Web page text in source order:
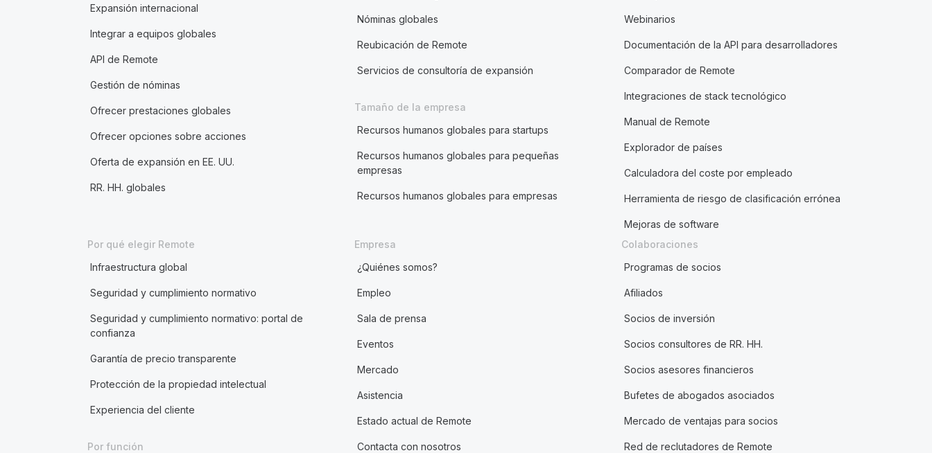
Expansión internacional
Integrar a equipos globales
API de Remote
Gestión de nóminas
Ofrecer prestaciones globales
Ofrecer opciones sobre acciones
Oferta de expansión en EE. UU.
RR. HH. globales
Nóminas globales
Reubicación de Remote
Servicios de consultoría de expansión
Tamaño de la empresa
Recursos humanos globales para startups
Recursos humanos globales para pequeñas
empresas
Recursos humanos globales para empresas
Webinarios
Documentación de la API para desarrolladores
Comparador de Remote
Integraciones de stack tecnológico
Manual de Remote
Explorador de países
Calculadora del coste por empleado
Herramienta de riesgo de clasificación errónea
Mejoras de software
Por qué elegir Remote
Infraestructura global
Seguridad y cumplimiento normativo
Seguridad y cumplimiento normativo: portal de
confianza
Garantía de precio transparente
Protección de la propiedad intelectual
Experiencia del cliente
Por función
Empresa
¿Quiénes somos?
Empleo
Sala de prensa
Eventos
Mercado
Asistencia
Estado actual de Remote
Contacta con nosotros
Colaboraciones
Programas de socios
Afiliados
Socios de inversión
Socios consultores de RR. HH.
Socios asesores financieros
Bufetes de abogados asociados
Mercado de ventajas para socios
Red de reclutadores de Remote